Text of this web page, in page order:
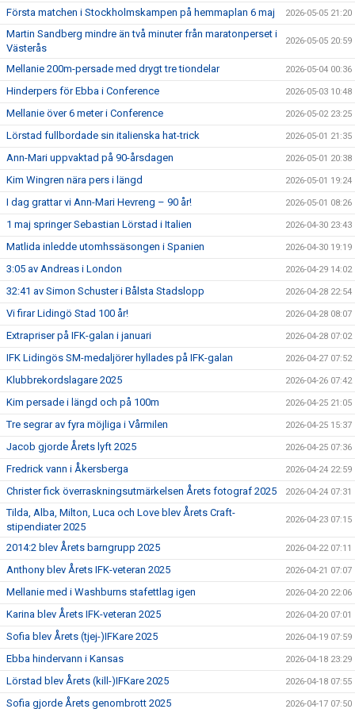
Första matchen i Stockholmskampen på hemmaplan 6 maj 2026-05-05 21:20
Martin Sandberg mindre än två minuter från maratonperset i
Västerås
2026-05-05 20:59
Mellanie 200m-persade med drygt tre tiondelar 2026-05-04 00:36
Hinderpers för Ebba i Conference 2026-05-03 10:48
Mellanie över 6 meter i Conference 2026-05-02 23:25
Lörstad fullbordade sin italienska hat-trick 2026-05-01 21:35
Ann-Mari uppvaktad på 90-årsdagen 2026-05-01 20:38
Kim Wingren nära pers i längd 2026-05-01 19:24
I dag grattar vi Ann-Mari Hevreng – 90 år! 2026-05-01 08:26
1 maj springer Sebastian Lörstad i Italien 2026-04-30 23:43
Matlida inledde utomhssäsongen i Spanien 2026-04-30 19:19
3:05 av Andreas i London 2026-04-29 14:02
32:41 av Simon Schuster i Bålsta Stadslopp 2026-04-28 22:54
Vi firar Lidingö Stad 100 år! 2026-04-28 08:07
Extrapriser på IFK-galan i januari 2026-04-28 07:02
IFK Lidingös SM-medaljörer hyllades på IFK-galan 2026-04-27 07:52
Klubbrekordslagare 2025 2026-04-26 07:42
Kim persade i längd och på 100m 2026-04-25 21:05
Tre segrar av fyra möjliga i Vårmilen 2026-04-25 15:37
Jacob gjorde Årets lyft 2025 2026-04-25 07:36
Fredrick vann i Åkersberga 2026-04-24 22:59
Christer fick överraskningsutmärkelsen Årets fotograf 2025 2026-04-24 07:31
Tilda, Alba, Milton, Luca och Love blev Årets Craft-
stipendiater 2025
2026-04-23 07:15
2014:2 blev Årets barngrupp 2025 2026-04-22 07:11
Anthony blev Årets IFK-veteran 2025 2026-04-21 07:07
Mellanie med i Washburns stafettlag igen 2026-04-20 22:06
Karina blev Årets IFK-veteran 2025 2026-04-20 07:01
Sofia blev Årets (tjej-)IFKare 2025 2026-04-19 07:59
Ebba hindervann i Kansas 2026-04-18 23:29
Lörstad blev Årets (kill-)IFKare 2025 2026-04-18 07:55
Sofia gjorde Årets genombrott 2025 2026-04-17 07:50